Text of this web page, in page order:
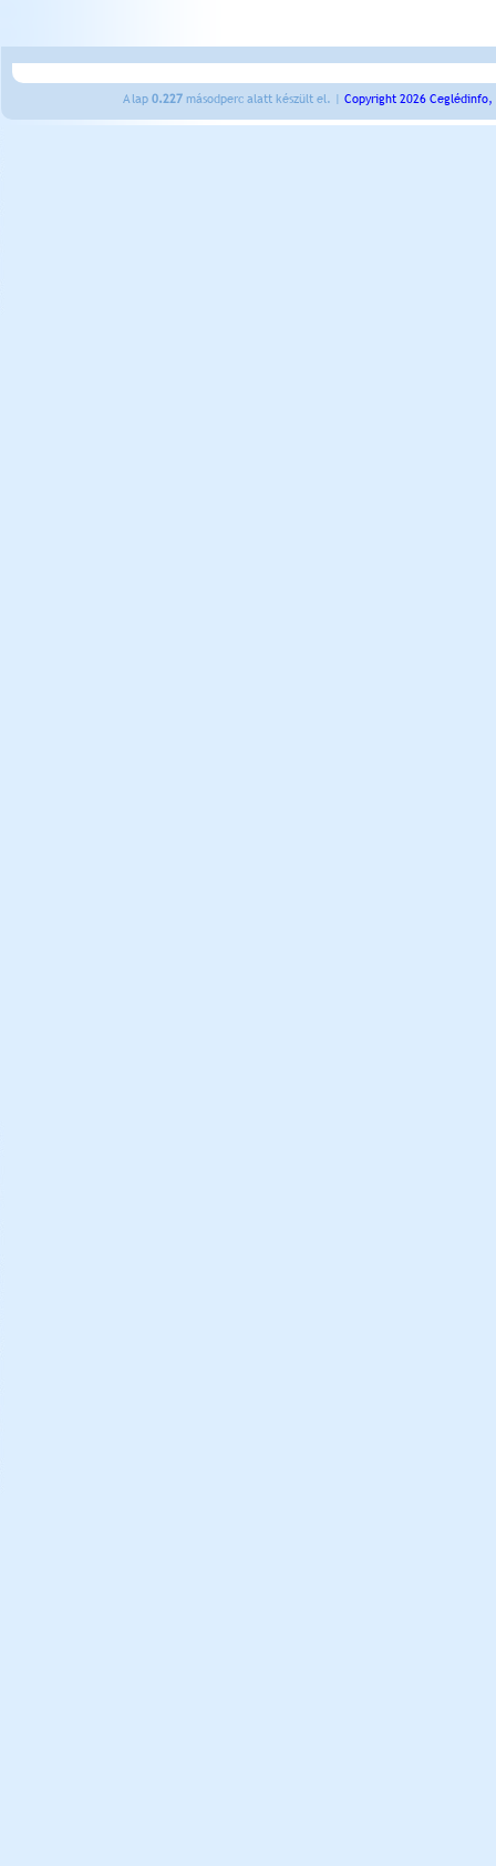
A lap 0.227 másodperc alatt készült el. | Copyright 2026